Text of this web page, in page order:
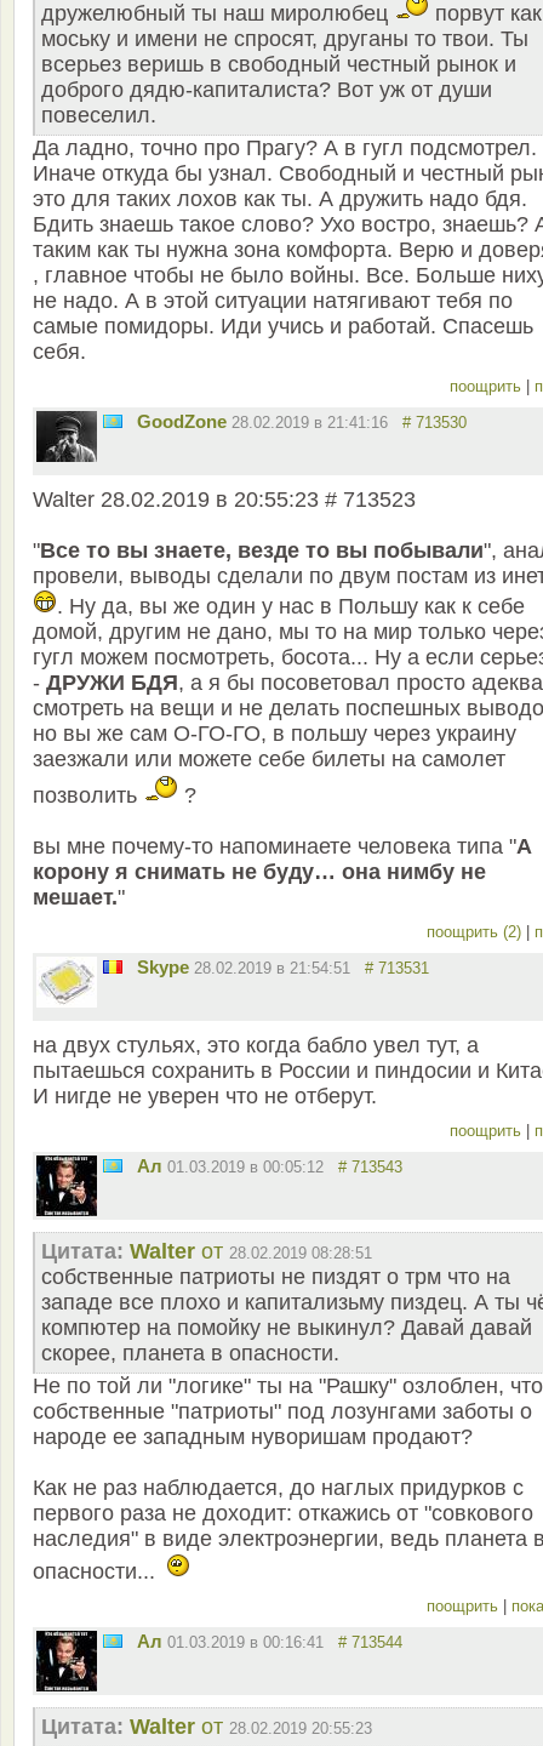
дружелюбный ты наш миролюбец
порвут как
моську и имени не спросят, друганы то твои. Ты
всерьез веришь в свободный честный рынок и
доброго дядю-капиталиста? Вот уж от души
повеселил.
Да ладно, точно про Прагу? А в гугл подсмотрел.
Иначе откуда бы узнал. Свободный и честный
это для таких лохов как ты. А дружить надо бдя.
Бдить знаешь такое слово? Ухо востро, знаешь?
таким как ты нужна зона комфорта. Верю и
, главное чтобы не было войны. Все. Больше
не надо. А в этой ситуации натягивают тебя по
самые помидоры. Иди учись и работай. Спасешь
себя.
поощрить
GoodZone 28.02.2019 в 21:41:16 # 713530
Walter 28.02.2019 в 20:55:23 # 713523
"Все то вы знаете, везде то вы побывали",
провели, выводы сделали по двум постам из
. Ну да, вы же один у нас в Польшу как к себе
домой, другим не дано, мы то на мир только
гугл можем посмотреть, босота... Ну а если
- ДРУЖИ БДЯ, а я бы посоветовал просто
смотреть на вещи и не делать поспешных
но вы же сам О-ГО-ГО, в польшу через украину
заезжали или можете себе билеты на самолет
позволить
?
вы мне почему-то напоминаете человека типа "А
корону я снимать не буду… она нимбу не
мешает."
поощрить (2)
Skype 28.02.2019 в 21:54:51 # 713531
на двух стульях, это когда бабло увел тут, а
пытаешься сохранить в России и пиндосии и
И нигде не уверен что не отберут.
поощрить
Ал 01.03.2019 в 00:05:12 # 713543
Цитата: Walter от 28.02.2019 08:28:51
собственные патриоты не пиздят о трм что на
западе все плохо и капитализьму пиздец. А ты
компютер на помойку не выкинул? Давай давай
скорее, планета в опасности.
Не по той ли "логике" ты на "Рашку" озлоблен, что
собственные "патриоты" под лозунгами заботы о
народе ее западным нуворишам продают?
Как не раз наблюдается, до наглых придурков с
первого раза не доходит: откажись от "совкового
наследия" в виде электроэнергии, ведь планета
опасности...
поощрить
Ал 01.03.2019 в 00:16:41 # 713544
Цитата: Walter от 28.02.2019 20:55:23